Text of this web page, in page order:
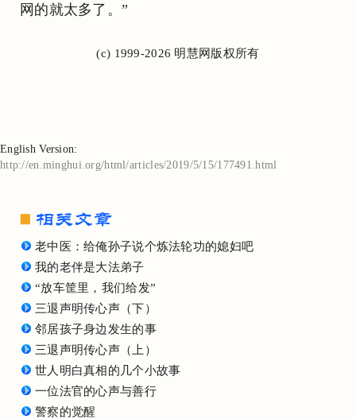
网的就太多了。”
(c) 1999-2026 明慧网版权所有
English Version:
http://en.minghui.org/html/articles/2019/5/15/177491.html
老中医：给俺孙子说个炼法轮功的媳妇吧
我的老伴是大法弟子
“放车筐里，我们给发”
三退声明传心声（下）
邻居孩子身边发生的事
三退声明传心声（上）
世人明白真相的几个小故事
一位法官的心声与善行
警察的觉醒